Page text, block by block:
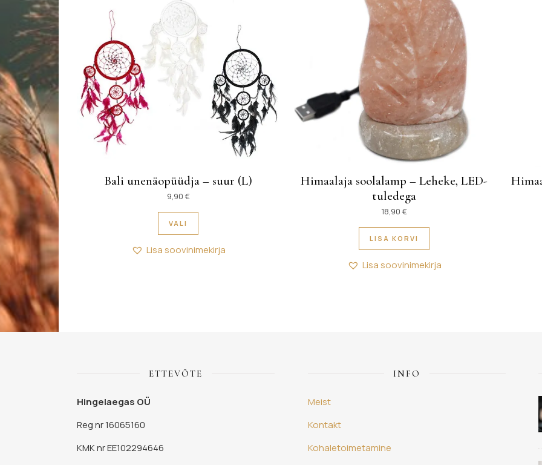
Bali unenäopüüdja – suur (L)
9,90 €
VALI
Sellel tootel on mitu varianti. Valikuid saab teha tootelehel.
Lisa soovinimekirja
Himaalaja soolalamp – Leheke, LED-
tuledega
18,90€
LISA KORVI
Lisa soovinimekirja
ETTEVÕTE
Hingelaegas OÜ
Reg nr 16065160
KMK nr EE102294646
INFO
Meist
Kontakt
Kohaletoimetamine